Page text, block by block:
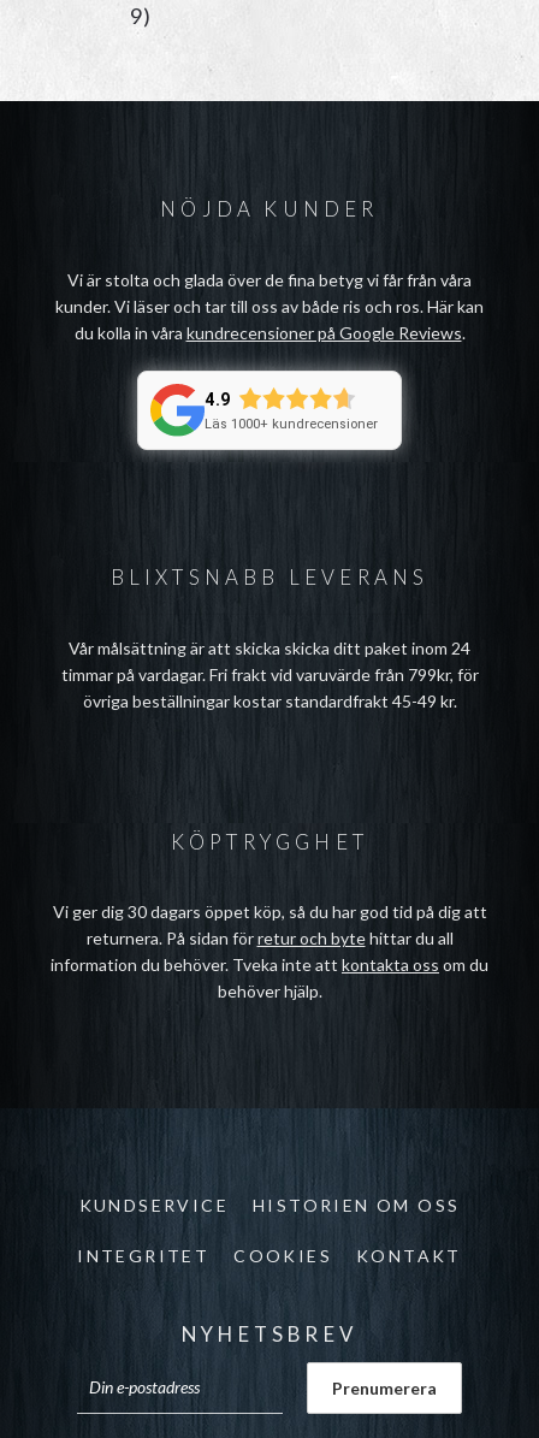
9)
BLIXTSNABB LEVERANS
Vår målsättning är att skicka skicka ditt paket inom 24
timmar på vardagar. Fri frakt vid varuvärde från 799kr, för
övriga beställningar kostar standardfrakt 45-49 kr.
NÖJDA KUNDER
Vi är stolta och glada över de fina betyg vi får från våra
kunder. Vi läser och tar till oss av både ris och ros. Här kan
du kolla in våra kundrecensioner på Google Reviews.
4.9
Läs 1000+ kundrecensioner
KÖPTRYGGHET
Vi ger dig 30 dagars öppet köp, så du har god tid på dig att
returnera. På sidan förretur och bytehittar du all
information du behöver. Tveka inte att kontakta oss om du
behöver hjälp.
KUNDSERVICE HISTORIEN OM OSS
INTEGRITET COOKIES KONTAKT
NYHETSBREV